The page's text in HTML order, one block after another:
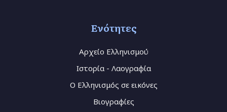
Ενότητες
Αρχείο Ελληνισμού
Ιστορία - Λαογραφία
Ο Ελληνισμός σε εικόνες
Βιογραφίες